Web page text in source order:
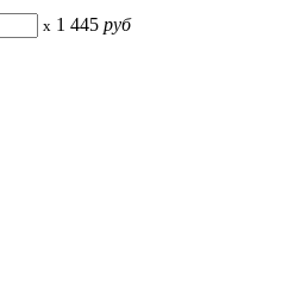
x 1 445 руб